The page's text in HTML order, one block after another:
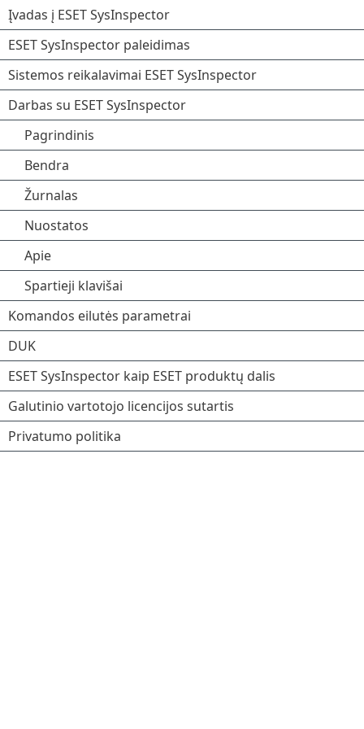
Įvadas į ESET SysInspector
ESET SysInspector paleidimas
Sistemos reikalavimai ESET SysInspector
Darbas su ESET SysInspector
Pagrindinis
Bendra
Žurnalas
Nuostatos
Apie
Spartieji klavišai
Komandos eilutės parametrai
DUK
ESET SysInspector kaip ESET produktų dalis
Galutinio vartotojo licencijos sutartis
Privatumo politika